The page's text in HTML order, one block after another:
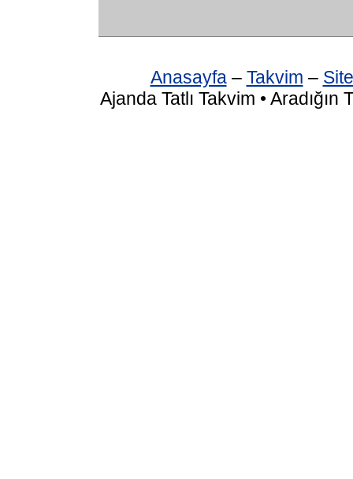
Anasayfa– Takvim –
Ajanda Tatlı Takvim •